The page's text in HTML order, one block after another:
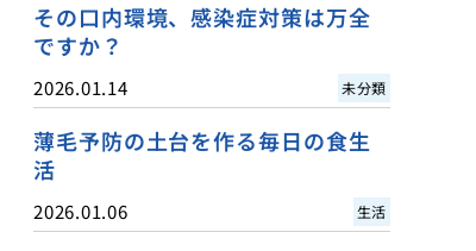
その口内環境、感染症対策は万全
ですか？
2026.01.14 未分類
薄毛予防の土台を作る毎日の食生
活
2026.01.06 生活